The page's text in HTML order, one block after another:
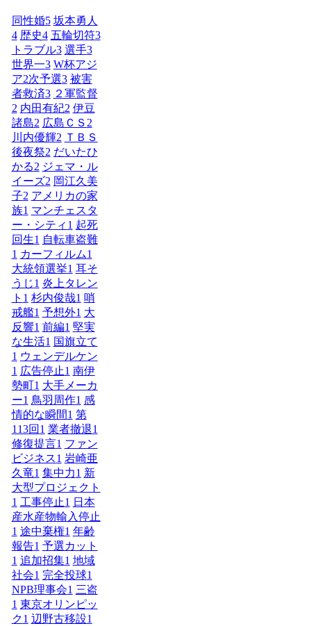
同性婚5 坂本勇人
4 歴史4 五輪切符3
トラブル3 選手3
世界一3 W杯アジ
ア2次予選3 被害
者救済3 ２軍監督
2 内田有紀2 伊豆
諸島2 広島ＣＳ 2
川内優輝2 ＴＢＳ
後夜祭2 だいたひ
かる2 ジェマ・ル
イーズ2 岡江久美
子2 アメリカの家
族1 マンチェスタ
ー・シティ 1 起死
回生1 自転車盗難
1 カーフィルム1
大統領選挙1 耳そ
うじ1 炎上タレン
ト 1 杉内俊哉1 哨
戒艦1 予想外1 大
反響1 前編1 堅実
な生活1 国旗立て
1 ウェンデルケン
1 広告停止1 南伊
勢町1 大手メーカ
ー1 鳥羽周作1 感
情的な瞬間1 第
113回 1 業者撤退1
修復提言1 ファン
ビジネス1 岩崎亜
久竜1 集中力1 新
大型プロジェクト
1 工事停止1 日本
産水産物輸入停止
1 途中棄権1 年齢
報告1 予選カット
1 追加招集1 地域
社会1 完全投球1
NPB理事会1 三盗
1 東京オリンピッ
ク1 辺野古移設1